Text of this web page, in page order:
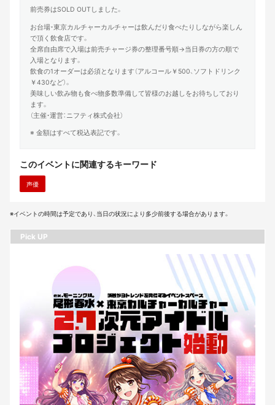
前売券はSOLD OUTしました。
お台場・東京カルチャーカルチャーは飲んだり食べたりしながら楽しん
で頂く飲食店です。
全席自由席で入場は前売チャージ券の整理番号順→当日券の方の順で
入場となります。
飲食の1オーダーは必須となります（アルコール￥500、ソフトドリンク
￥430など）。
美味しい飲み物も食べ物多数準備して皆様のお越しをお待ちしており
ます。
（主催・運営：ニフティ株式会社）
※ 金額はすべて税込表記です。
このイベントに関連するキーワード
声優
※イベントの時間は予定であり、当日の状況により多少前後する場合があります。
Pick UP